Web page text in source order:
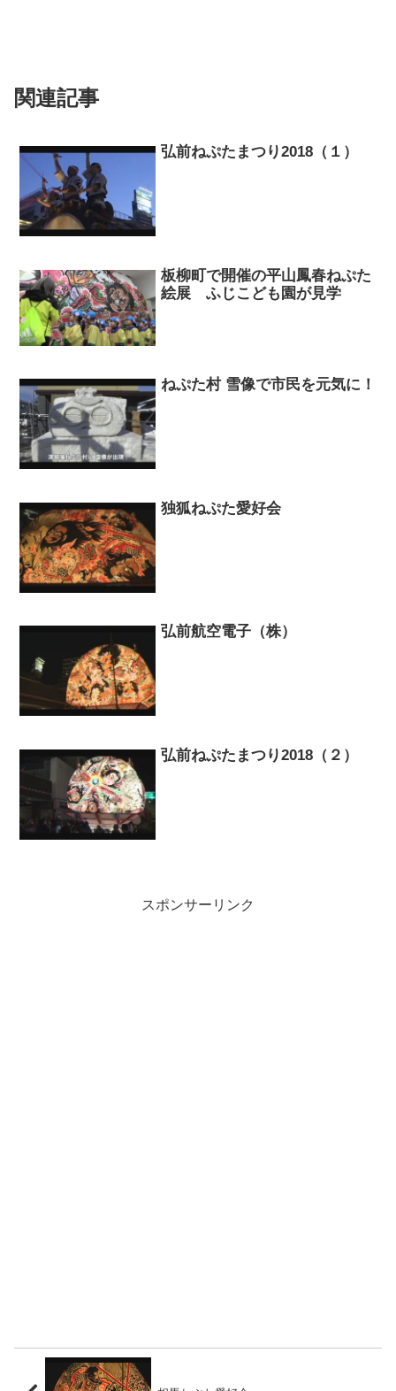
関連記事
弘前ねぷたまつり2018（１）
板柳町で開催の平山鳳春ねぷた
絵展 ふじこども園が見学
ねぷた村 雪像で市民を元気に！
独狐ねぷた愛好会
弘前航空電子（株）
弘前ねぷたまつり2018（２）
スポンサーリンク